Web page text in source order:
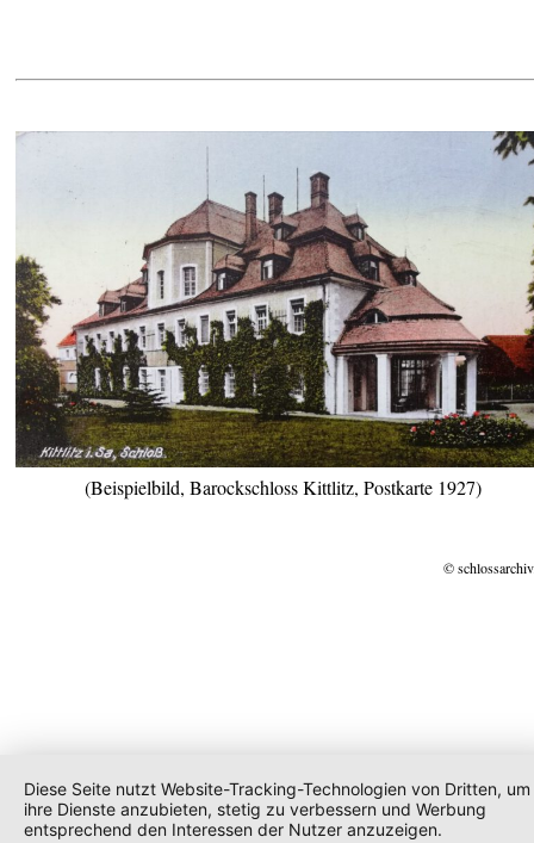
(Beispielbild, Barockschloss Kittlitz, Postkarte 1927)
©
Diese Seite nutzt Website-Tracking-Technologien von Dritten, um
ihre Dienste anzubieten, stetig zu verbessern und Werbung
entsprechend den Interessen der Nutzer anzuzeigen.